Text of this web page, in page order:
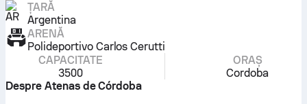
ȚARĂ
Argentina
ARENĂ
Polideportivo Carlos Cerutti
CAPACITATE
3500
ORAȘ
Cordoba
Despre Atenas de Córdoba